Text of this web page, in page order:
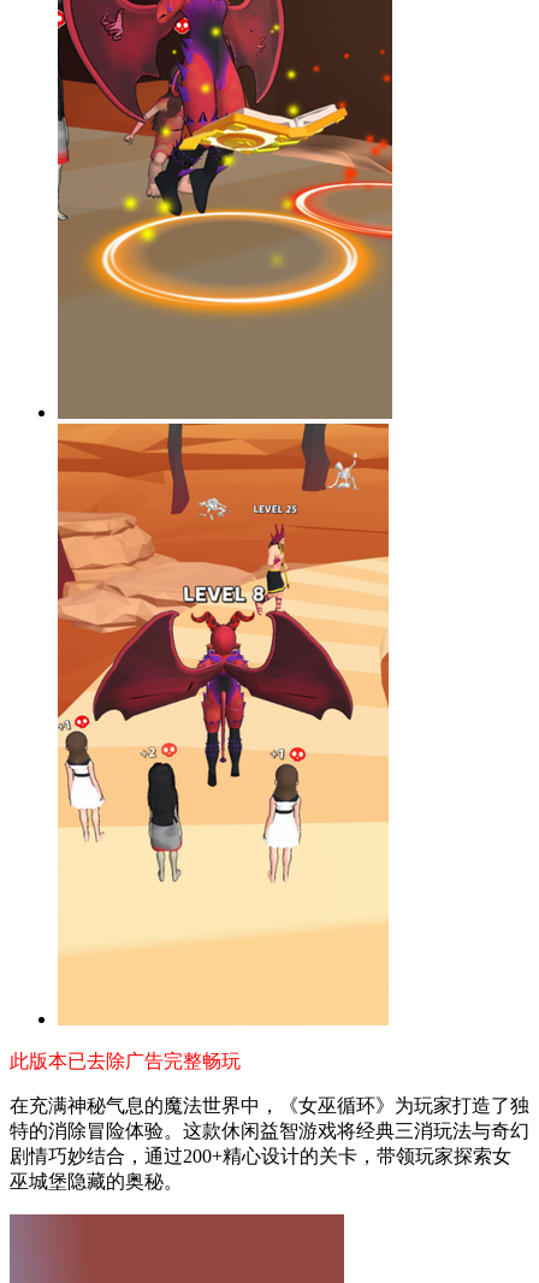
此版本已去除广告完整畅玩
在充满神秘气息的魔法世界中，《女巫循环》为玩家打造了独
特的消除冒险体验。这款休闲益智游戏将经典三消玩法与奇幻
剧情巧妙结合，通过200+精心设计的关卡，带领玩家探索女
巫城堡隐藏的奥秘。